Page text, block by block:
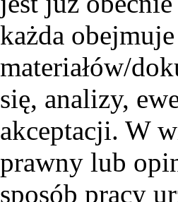
każda
materiałów/
się, analizy,
akceptacji. W
prawny lub
sposób pracy